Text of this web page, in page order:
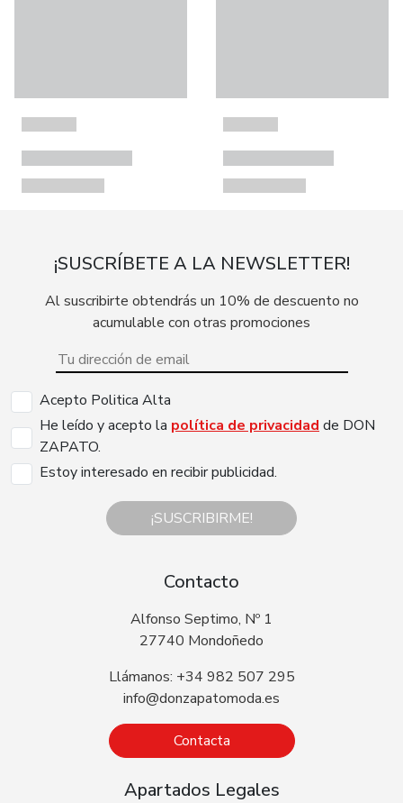
¡SUSCRÍBETE A LA NEWSLETTER!
Al suscribirte obtendrás un 10% de descuento no
acumulable con otras promociones
Acepto Politica Alta
He leído y acepto la política de privacidad de DON
ZAPATO.
Estoy interesado en recibir publicidad.
¡SUSCRIBIRME!
Contacto
Alfonso Septimo, Nº 1
27740 Mondoñedo
Llámanos: +34 982 507 295
info@donzapatomoda.es
Contacta
Apartados Legales